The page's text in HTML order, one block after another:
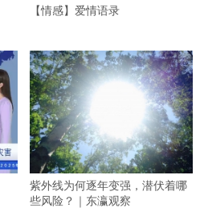
【情感】爱情语录
紫外线为何逐年变强，潜伏着哪
些风险？｜东瀛观察